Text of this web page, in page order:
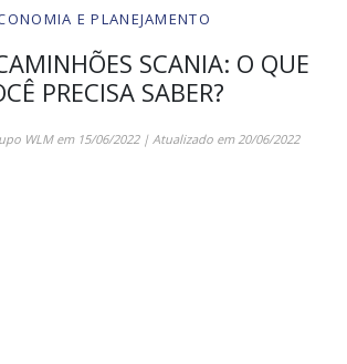
E PLANEJAMENTO
SCANIA: O QUE
PRECISA SABER?
WLMem 15/06/2022| Atualizado em20/06/2022